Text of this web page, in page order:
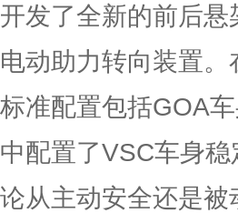
开发了全新的前后
电动助力转向装置
标准配置包括GOA
中配置了VSC车身
论从主动安全还是